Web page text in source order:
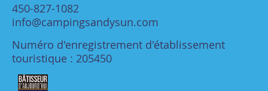
450-827-1082
info@campingsandysun.com
Numéro d'enregistrement d'établissement
touristique : 205450